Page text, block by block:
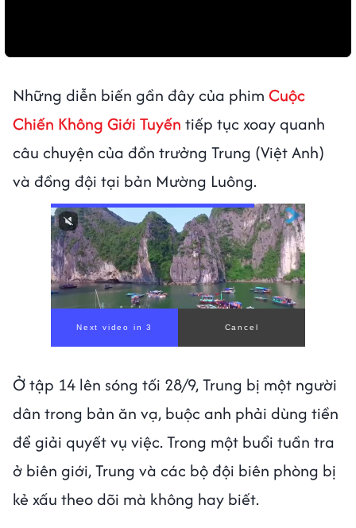
Những diễn biến gần đây của phim Cuộc
Chiến Không Giới Tuyến tiếp tục xoay quanh
câu chuyện của đồn trưởng Trung (Việt Anh)
và đồng đội tại bản Mường Luông.
Ở tập 14 lên sóng tối 28/9, Trung bị một người
dân trong bản ăn vạ, buộc anh phải dùng tiền
để giải quyết vụ việc. Trong một buổi tuần tra
ở biên giới, Trung và các bộ đội biên phòng bị
kẻ xấu theo dõi mà không hay biết.